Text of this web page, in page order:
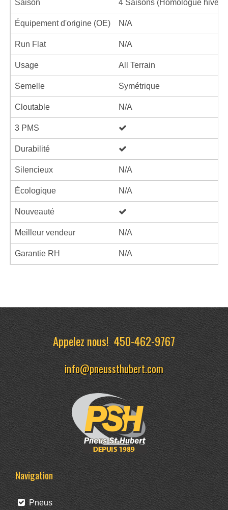
Saison 4 Saisons (Homologué hiver)
Équipement d'origine (OE) N/A
Run Flat N/A
Usage All Terrain
Semelle Symétrique
Cloutable N/A
3 PMS
Durabilité
Silencieux N/A
Écologique N/A
Nouveauté
Meilleur vendeur N/A
Garantie RH N/A
Appelez nous!450-462-9767
info@pneussthubert.com
Navigation
Pneus